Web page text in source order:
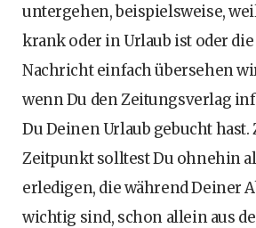
untergehen, beispielsweise,
krank oder in Urlaub ist oder
Nachricht einfach übersehen
wenn Du den Zeitungsverlag
Du Deinen Urlaub gebucht hast.
Zeitpunkt solltest Du ohnehin
erledigen, die während Deiner
wichtig sind, schon allein aus